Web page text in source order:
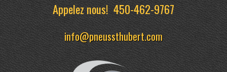
Appelez nous!450-462-9767
info@pneussthubert.com